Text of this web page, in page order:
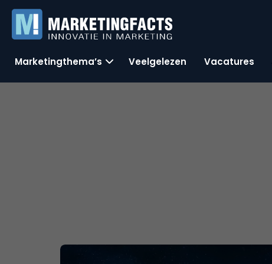
Marketingthema’s Veelgelezen Vacatures